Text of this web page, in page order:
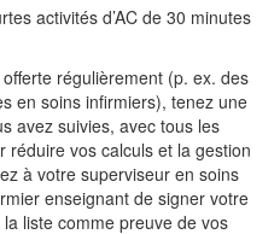
activités d’AC de 30 minutes
offerte régulièrement (p. ex. des
en soins infirmiers), tenez une
avez suivies, avec tous les
réduire vos calculs et la gestion
à votre superviseur en soins
enseignant de signer votre
liste comme preuve de vos